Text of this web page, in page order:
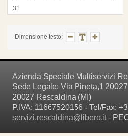
31
Dimensione testo:
Azienda Speciale Multiservizi
Sede Legale: Via Pineta,1
20027 Rescaldina (MI)
P.IVA: 11667520156 - Tel/Fax:
servizi.rescaldina@libero.it-